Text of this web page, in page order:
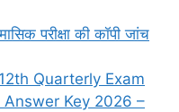
परीक्षा की कॉपी जांच
Quarterly Exam
Key 2026 –